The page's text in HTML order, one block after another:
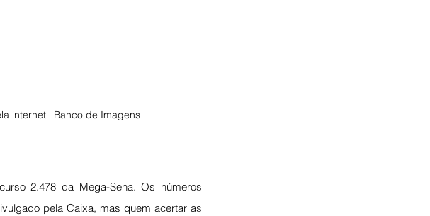
internet | Banco de Imagens
2.478 da Mega-Sena. Os números
pela Caixa, mas quem acertar as